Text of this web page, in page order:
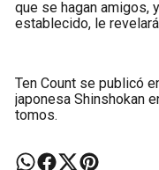
que se hagan amigos,
establecido, le
Ten Count se publicó
japonesa Shinshokan
tomos.